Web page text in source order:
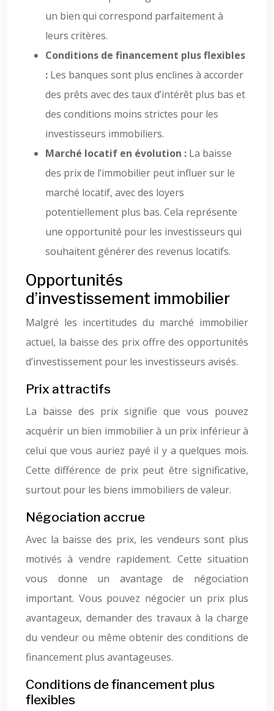
un bien qui correspond parfaitement à
leurs critères.
Conditions de financement plus flexibles
: Les banques sont plus enclines à accorder
des prêts avec des taux d’intérêt plus bas et
des conditions moins strictes pour les
investisseurs immobiliers.
Marché locatif en évolution : La baisse
des prix de l’immobilier peut influer sur le
marché locatif, avec des loyers
potentiellement plus bas. Cela représente
une opportunité pour les investisseurs qui
souhaitent générer des revenus locatifs.
Opportunités
d’investissement immobilier
Malgré les incertitudes du marché immobilier
actuel, la baisse des prix offre des opportunités
d’investissement pour les investisseurs avisés.
Prix attractifs
La baisse des prix signifie que vous pouvez
acquérir un bien immobilier à un prix inférieur à
celui que vous auriez payé il y a quelques mois.
Cette différence de prix peut être significative,
surtout pour les biens immobiliers de valeur.
Négociation accrue
Avec la baisse des prix, les vendeurs sont plus
motivés à vendre rapidement. Cette situation
vous donne un avantage de négociation
important. Vous pouvez négocier un prix plus
avantageux, demander des travaux à la charge
du vendeur ou même obtenir des conditions de
financement plus avantageuses.
Conditions de financement plus
flexibles